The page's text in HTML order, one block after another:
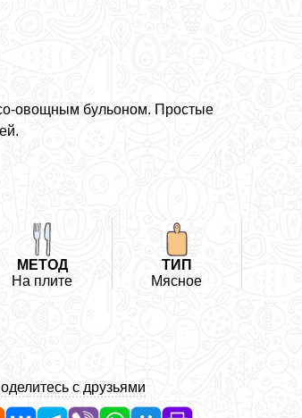
овощным бульоном. Простые
МЕТОД
На плите
ТИП
Мясное
с друзьями